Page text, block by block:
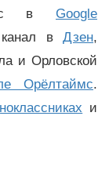
в Google
вДзен,
и Орловской
Орёлтаймс.
и